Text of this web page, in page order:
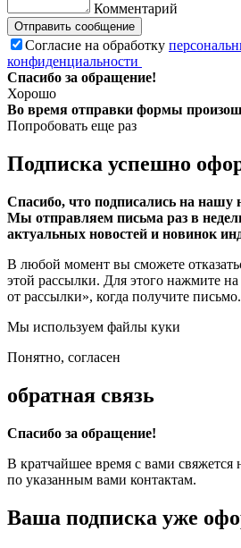
Комментарий
Отправить сообщение
Согласие на обработку
конфиденциальности
Спасибо за обращение!
Хорошо
Во время отправки формы
Попробовать еще раз
Подписка успешно
Спасибо, что подписались на нашу
Мы отправляем письма раз в
актуальных новостей и новинок
В любой момент вы сможете
этой рассылки. Для этого нажмите на
от рассылки», когда получите письмо.
Мы используем файлы куки
Понятно, согласен
обратная связь
Спасибо за обращение!
В кратчайшее время с вами
по указанным вами контактам.
Ваша подписка уже